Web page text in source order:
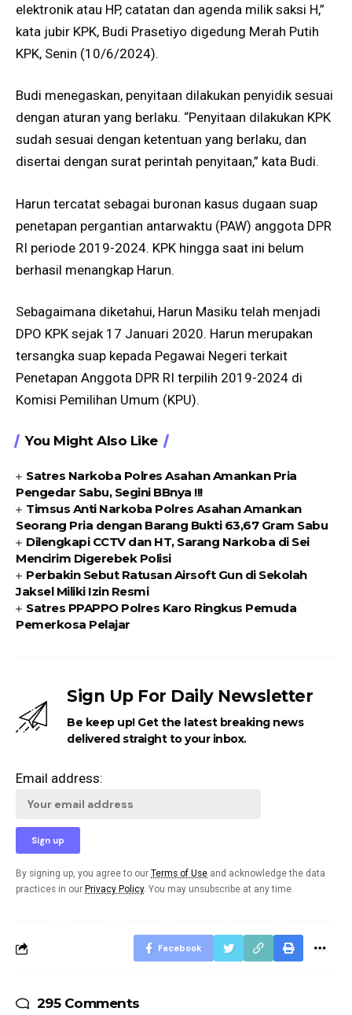
elektronik atau HP, catatan dan agenda milik saksi H,”
kata jubir KPK, Budi Prasetiyo digedung Merah Putih
KPK, Senin (10/6/2024).
Budi menegaskan, penyitaan dilakukan penyidik sesuai
dengan aturan yang berlaku. “Penyitaan dilakukan KPK
sudah sesuai dengan ketentuan yang berlaku, dan
disertai dengan surat perintah penyitaan,” kata Budi.
Harun tercatat sebagai buronan kasus dugaan suap
penetapan pergantian antarwaktu (PAW) anggota DPR
RI periode 2019-2024. KPK hingga saat ini belum
berhasil menangkap Harun.
Sebagaimana diketahui, Harun Masiku telah menjadi
DPO KPK sejak 17 Januari 2020. Harun merupakan
tersangka suap kepada Pegawai Negeri terkait
Penetapan Anggota DPR RI terpilih 2019-2024 di
Komisi Pemilihan Umum (KPU).
You Might Also Like
Satres Narkoba Polres Asahan Amankan Pria
Pengedar Sabu, Segini BBnya !!!
Timsus Anti Narkoba Polres Asahan Amankan
Seorang Pria dengan Barang Bukti 63,67 Gram Sabu
Dilengkapi CCTV dan HT, Sarang Narkoba di Sei
Mencirim Digerebek Polisi
Perbakin Sebut Ratusan Airsoft Gun di Sekolah
Jaksel Miliki Izin Resmi
Satres PPAPPO Polres Karo Ringkus Pemuda
Pemerkosa Pelajar
Sign Up For Daily Newsletter
Be keep up! Get the latest breaking news
delivered straight to your inbox.
Email address:
By signing up, you agree to our Terms of Use and acknowledge the data
practices in our Privacy Policy. You may unsubscribe at any time.
Facebook
295 Comments